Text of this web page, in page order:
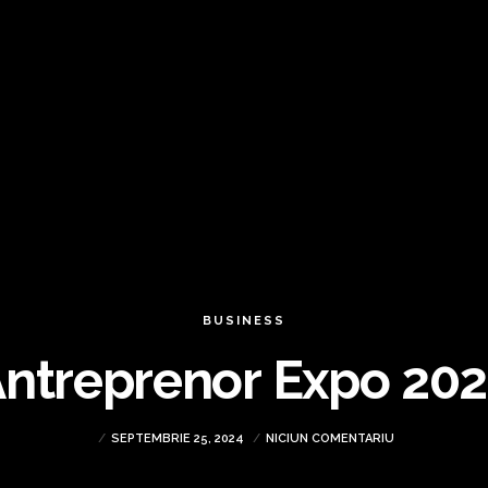
BUSINESS
Expo
SEPTEMBRIE 25, 2024 NICIUN COMENTARIU